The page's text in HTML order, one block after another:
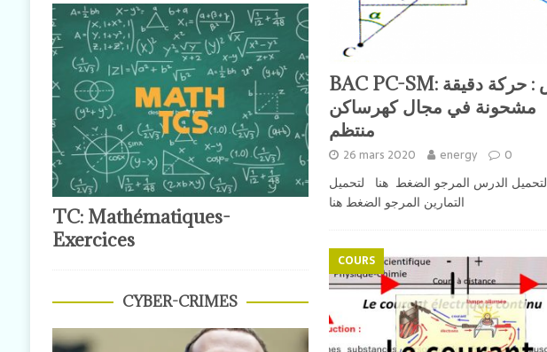
BAC PC-SM: درس : حركة دقيقة
مشحونة في مجال كهرساكن
منتظم
26 mars 2020 energy 0
لتحميل الدرس المرجو الضغط هنا لتحميل
التمارين المرجو الضغط هنا
COURS
TC: Mathématiques-
Exercices
CYBER-CRIMES